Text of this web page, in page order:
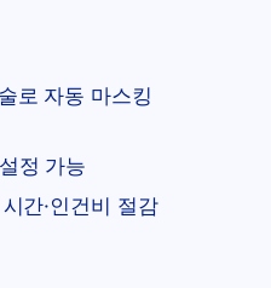
로 자동 마스킹
정 가능
간·인건비 절감